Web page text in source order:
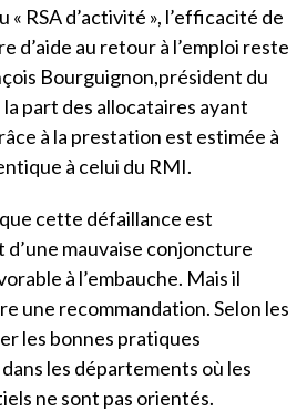
RSA d’activité », l’efficacité de
d’aide au retour à l’emploi reste
Bourguignon,président du
part des allocataires ayant
à la prestation est estimée à
à celui du RMI.
cette défaillance est
mauvaise conjoncture
à l’embauche. Mais il
une recommandation. Selon les
les bonnes pratiques
les départements où les
ne sont pas orientés.